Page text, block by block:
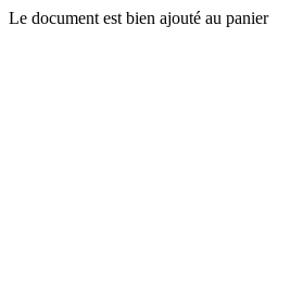
Le document est bien ajouté au panier